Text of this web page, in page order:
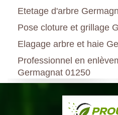
Etetage d'arbre
Pose cloture et grillage
Elagage arbre et haie
Professionnel en
Germagnat 01250